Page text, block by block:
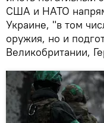
США и НАТО
Украине, "в том
оружия, но и
Великобритании,